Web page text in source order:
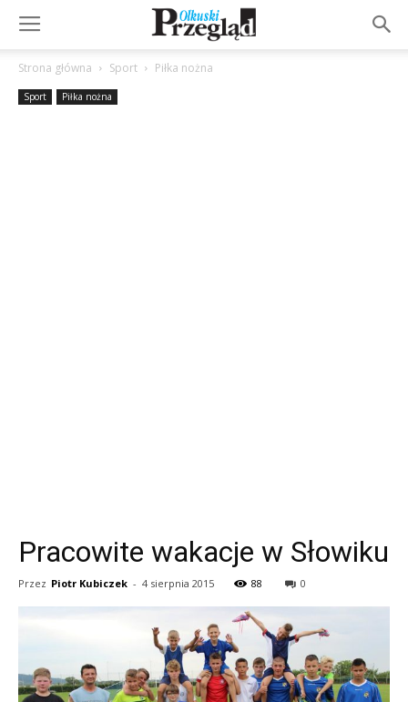
Strona główna Sport Piłka nożna
Sport Piłka nożna
Pracowite wakacje w Słowiku
Przez Piotr Kubiczek - 4 sierpnia 2015 88 0